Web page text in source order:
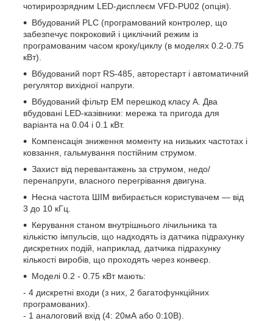
чотирирозрядним LED-дисплеєм VFD-PU02 (опція).
Вбудований PLC (програмований контролер, що
забезпечує покроковий і циклічний режим із
програмованим часом кроку/циклу (в моделях 0.2-0.75
кВт).
Вбудований порт RS-485, авторестарт і автоматичний
регулятор вихідної напруги.
Вбудований фільтр ЕМ перешкод класу А. Два
вбудовані LED-казівники: мережа та пригода для
варіанта на 0.04 і 0.1 кВт.
Компенсація зниження моменту на низьких частотах і
ковзання, гальмування постійним струмом.
Захист від перевантажень за струмом, недо/
перенапруги, власного перегрівання двигуна.
Несна частота ШІМ вибирається користувачем — від
3 до 10 кГц.
Керування станом внутрішнього лічильника та
кількістю імпульсів, що надходять із датчика підрахунку
дискретних подій, наприклад, датчика підрахунку
кількості виробів, що проходять через конвеєр.
Моделі 0.2 - 0.75 кВт мають:
- 4 дискретні входи (з них, 2 багатофункційних
програмованих).
- 1 аналоговий вхід (4: 20мА або 0:10В).